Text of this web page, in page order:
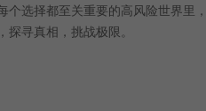
个选择都至关重要的高风险世界里
探寻真相，挑战极限。